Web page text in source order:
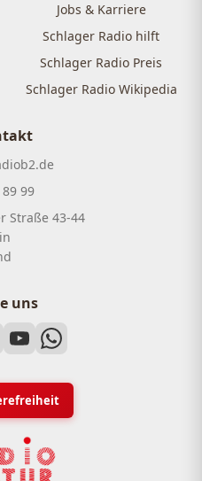
Jobs & Karriere
Schlager Radio hilft
Schlager Radio Preis
Schlager Radio Wikipedia
99
Straße 43-44
uns